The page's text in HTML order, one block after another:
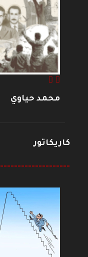
محمد حياوي
كاريكاتور
--------------------